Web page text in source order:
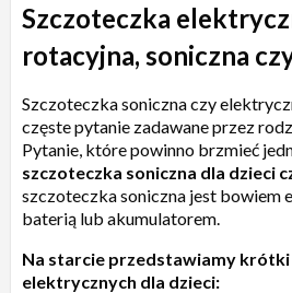
Szczoteczka
rotacyjna, soniczna
Szczoteczka soniczna czy
częste pytanie zadawane przez
Pytanie, które powinno brzmieć
szczoteczka soniczna dla dzieci
szczoteczka soniczna jest bowiem
baterią lub akumulatorem.
Na starcie przedstawiamy krótki
elektrycznych dla dzieci: